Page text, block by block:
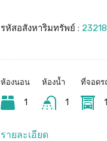
รหัสอสังหาริมทรัพย์ :
ห้องนอน
1
ห้องน้ำ
1
ที่จอดร
1
รายละเอียด